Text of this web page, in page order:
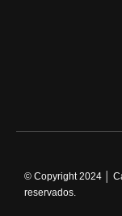
© Copyright 2024 │
reservados.